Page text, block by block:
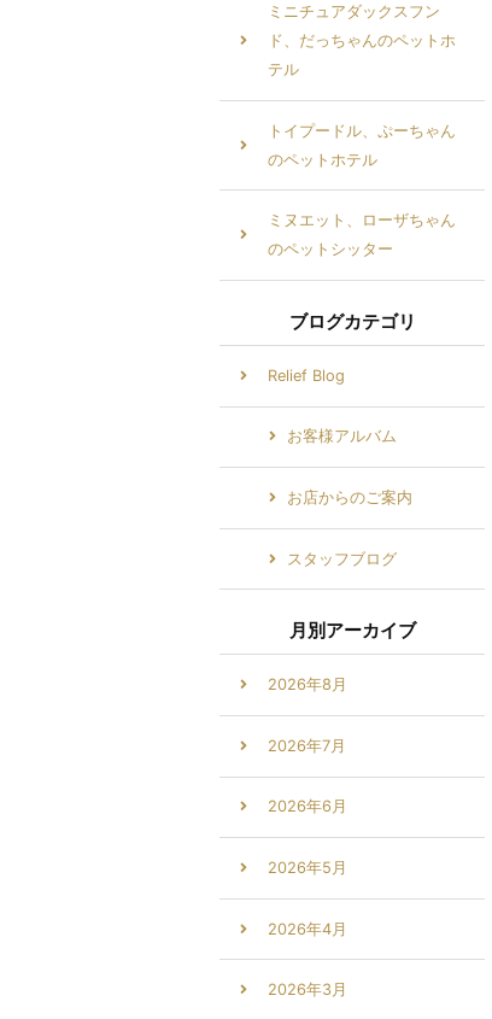
ミニチュアダックスフン
ド、だっちゃんのペットホ
テル
トイプードル、ぷーちゃん
のペットホテル
ミヌエット、ローザちゃん
のペットシッター
ブログカテゴリ
Relief Blog
お客様アルバム
お店からのご案内
スタッフブログ
月別アーカイブ
2026年8月
2026年7月
2026年6月
2026年5月
2026年4月
2026年3月